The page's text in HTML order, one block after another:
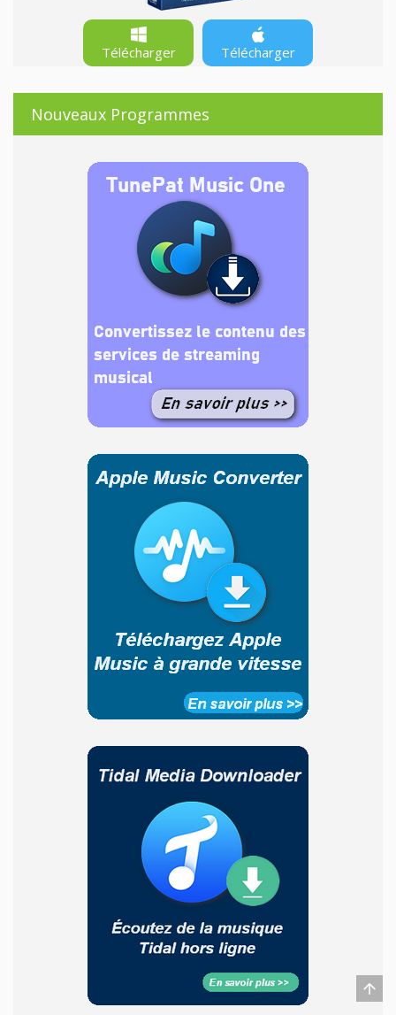
Télécharger Télécharger
Nouveaux Programmes